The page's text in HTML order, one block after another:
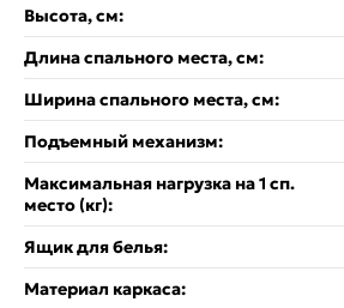
Высота, см:
Длина спального места, см:
Ширина спального места, см:
Подъемный механизм:
Максимальная нагрузка на 1 сп.
место (кг):
Ящик для белья:
Материал каркаса: